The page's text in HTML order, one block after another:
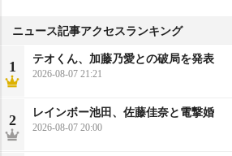
ニュース記事アクセスランキング
1
テオくん、加藤乃愛との破局を発表
2026-08-07 21:21
2
レインボー池田、佐藤佳奈と電撃婚
2026-08-07 20:00